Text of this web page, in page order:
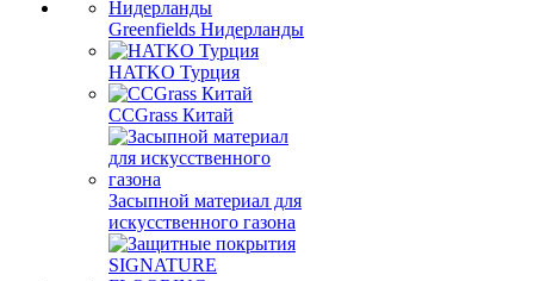
Greenfields Нидерланды
HATKO Турция
CCGrass Китай
Засыпной материал для
искусственного газона